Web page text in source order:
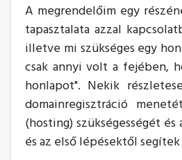
A megrendelőim egy
tapasztalata azzal
illetve mi szükséges egy
csak annyi volt a fejében,
honlapot". Nekik
domainregisztráció
(hosting) szükségességét
és az első lépésektől